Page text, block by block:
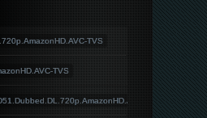
TVS
TVS
TVS